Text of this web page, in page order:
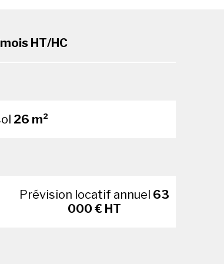
HT/HC
26 m²
Prévision locatif annuel 63
000 € HT